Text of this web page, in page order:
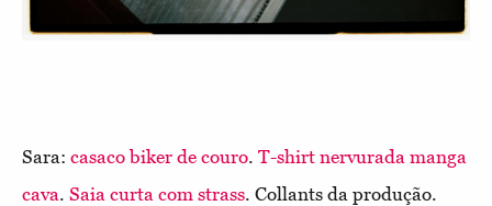
Sara: casaco biker de couro. T-shirt nervurada manga
cava. Saia curta com strass. Collants da produção.